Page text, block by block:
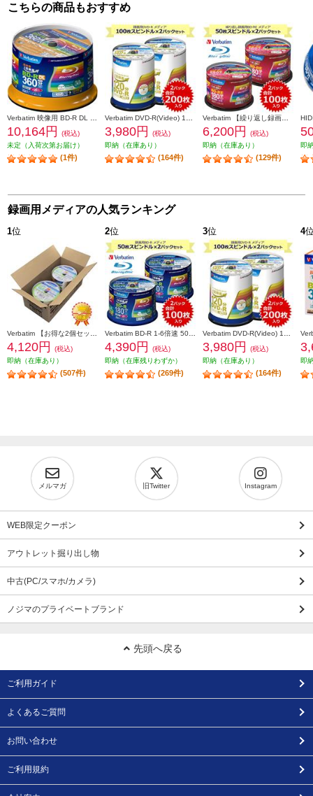
こちらの商品もおすすめ
10,164円
(税込)
未定（入荷次第お届け）
(1件)
3,980円
(税込)
即納（在庫あり）
(164件)
6,200円
(税込)
即納（在庫あり）
(129件)
即
録画用メディアの人気ランキング
1位
4,120円
(税込)
即納（在庫あり）
(507件)
2位
4,390円
(税込)
即納（在庫残りわずか）
(269件)
3位
3,980円
(税込)
即納（在庫あり）
(164件)
4
即
メルマガ 旧Twitter Instagram
WEB限定クーポン
アウトレット掘り出し物
中古(PC/スマホ/カメラ)
ノジマのプライベートブランド
先頭へ戻る
ご利用ガイド
よくあるご質問
お問い合わせ
ご利用規約